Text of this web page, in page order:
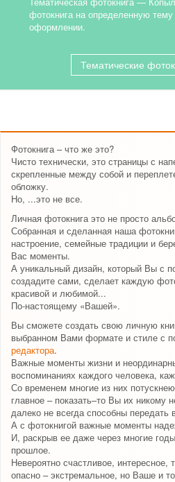
фотокнига на определенную
оформлении.
Тематические
Фотокнига – что же это?
Чисто технически, это страницы с
скрепленные между собой и
обложку.
Но, ...это не все.
Личная фотокнига это не просто
Собранная и сделанная наша
настроение, семейные традиции и
Вас моменты.
А уникальный дизайн, который Вы с
создадите сами, сделает каждую
красивой и любимой...
По-настоящему «Вашей».
Вы сможете создать свою личную
выбранном Вами формате и стиле с
редактора.
Важные моменты жизни и
воспоминаниях каждого человека,
Со временем многие из них
главное – показать–то Вы их никому
далеко не всегда способны передать
А с фотокнигой важные моменты
И, раскрыв ее даже через многие
прошлое.
Невероятно счастливое, интересное,
опасно – экстремальное, но Ваше и